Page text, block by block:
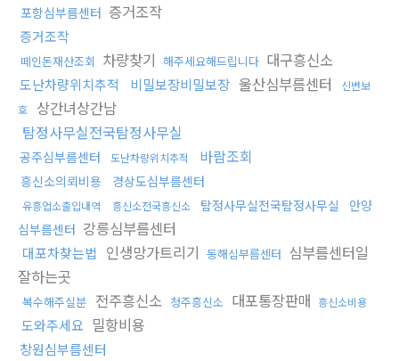
포항심부름센터 증거조작
증거조작
떼인돈재산조회 차량찾기 해주세요해드립니다 대구흥신소
도난차량위치추적 비밀보장비밀보장 울산심부름센터
신변보
호
상간녀상간남
탐정사무실전국탐정사무실
공주심부름센터 도난차량위치추적 바람조회
흥신소의뢰비용 경상도심부름센터
유흥업소출입내역 흥신소전국흥신소 탐정사무실전국탐정사무실
안양
심부름센터 강릉심부름센터
대포차찾는법 인생망가트리기 동해심부름센터 심부름센터일
잘하는곳
복수해주실분 전주흥신소 청주흥신소 대포통장판매 흥신소비용
도와주세요 밀항비용
창원심부름센터